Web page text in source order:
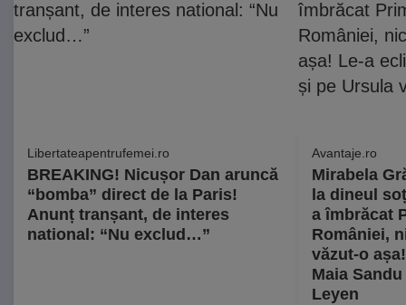
Libertateapentrufemei.ro
BREAKING! Nicușor Dan aruncă
“bomba” direct de la Paris!
Anunț tranșant, de interes
national: “Nu exclud…”
Avantaje.ro
Mirabela
la dineul
a îmbrăcat
României,
văzut-o
Maia
Leyen